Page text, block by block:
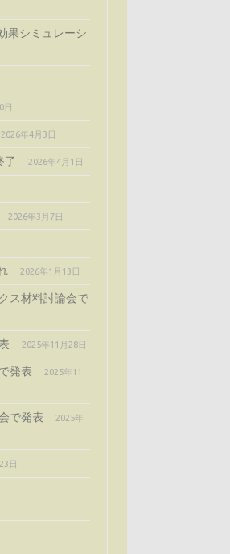
果シミュレーシ
日
2026年4月3日
了 2026年4月1日
2026年3月7日
2026年1月13日
ス材料討論会で
2025年11月28日
発表
2025年11
で発表
2025年
日